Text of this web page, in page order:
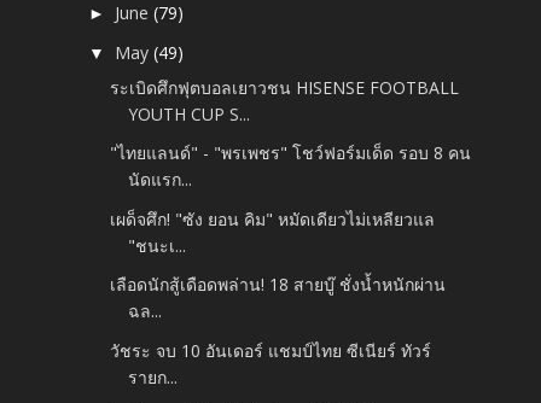
► June(79)
▼ May(49)
ระเบิดศึกฟุตบอลเยาวชน HISENSE FOOTBALL
YOUTH CUP S...
"ไทยแลนด์" - "พรเพชร" โชว์ฟอร์มเด็ด รอบ 8 คน
นัดแรก...
เผด็จศึก! "ซัง ยอน คิม" หมัดเดียวไม่เหลียวแล
"ชนะเ...
เลือดนักสู้เดือดพล่าน! 18 สายบู๊ ชั่งน้ำหนักผ่าน
ฉล...
วัชระ จบ 10 อันเดอร์ แชมป์ไทย ซีเนียร์ ทัวร์
รายก...